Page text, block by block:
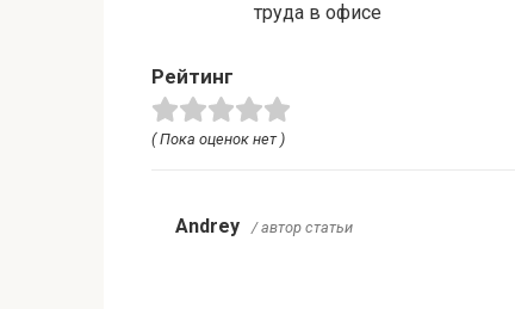
труда в офисе
Рейтинг
( Пока оценок нет )
Andrey / автор статьи